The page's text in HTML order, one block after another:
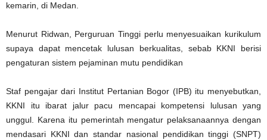
kemarin, di Medan.
Menurut Ridwan, Perguruan Tinggi perlu menyesuaikan kurikulum
supaya dapat mencetak lulusan berkualitas, sebab KKNI berisi
pengaturan sistem pejaminan mutu pendidikan
Staf pengajar dari Institut Pertanian Bogor (IPB) itu menyebutkan,
KKNI itu ibarat jalur pacu mencapai kompetensi lulusan yang
unggul. Karena itu pemerintah mengatur pelaksanaannya dengan
mendasari KKNI dan standar nasional pendidikan tinggi (SNPT)